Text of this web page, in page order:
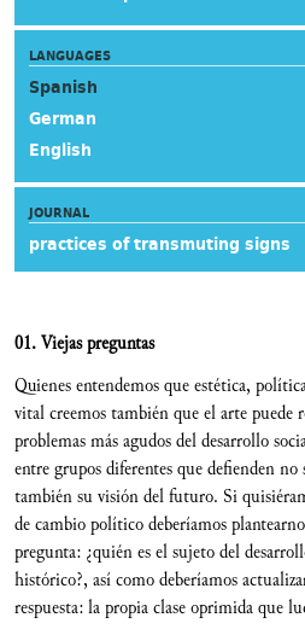
LANGUAGES
Spanish
German
English
JOURNAL
practices of transmuting signs
01. Viejas preguntas
Quienes entendemos que estética,
vital creemos también que el arte puede
problemas más agudos del desarrollo
entre grupos diferentes que defienden
también su visión del futuro. Si
de cambio político deberíamos
pregunta: ¿quién es el sujeto del
histórico?, así como deberíamos
respuesta: la propia clase oprimida que